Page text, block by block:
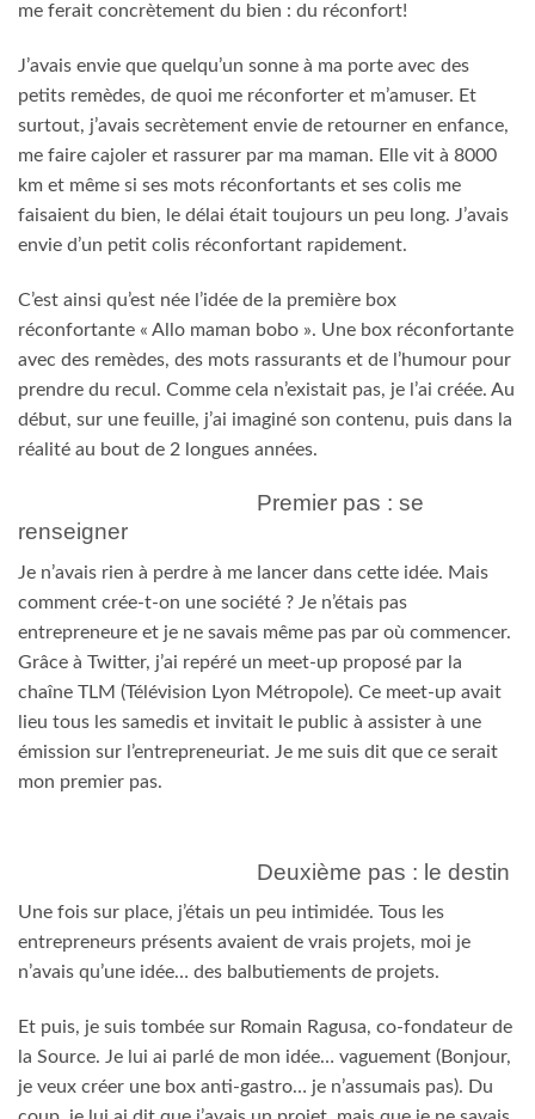
me ferait concrètement du bien : du réconfort!
J’avais envie que quelqu’un sonne à ma porte avec des
petits remèdes, de quoi me réconforter et m’amuser. Et
surtout, j’avais secrètement envie de retourner en enfance,
me faire cajoler et rassurer par ma maman. Elle vit à 8000
km et même si ses mots réconfortants et ses colis me
faisaient du bien, le délai était toujours un peu long. J’avais
envie d’un petit colis réconfortant rapidement.
C’est ainsi qu’est née l’idée de la première box
réconfortante « Allo maman bobo ». Une box réconfortante
avec des remèdes, des mots rassurants et de l’humour pour
prendre du recul. Comme cela n’existait pas, je l’ai créée. Au
début, sur une feuille, j’ai imaginé son contenu, puis dans la
réalité au bout de 2 longues années.
Premier pas : se
renseigner
Je n’avais rien à perdre à me lancer dans cette idée. Mais
comment crée-t-on une société ? Je n’étais pas
entrepreneure et je ne savais même pas par où commencer.
Grâce à Twitter, j’ai repéré un meet-up proposé par la
chaîne TLM (Télévision Lyon Métropole). Ce meet-up avait
lieu tous les samedis et invitait le public à assister à une
émission sur l’entrepreneuriat. Je me suis dit que ce serait
mon premier pas.
Deuxième pas : le destin
Une fois sur place, j’étais un peu intimidée. Tous les
entrepreneurs présents avaient de vrais projets, moi je
n’avais qu’une idée… des balbutiements de projets.
Et puis, je suis tombée sur Romain Ragusa, co-fondateur de
la Source. Je lui ai parlé de mon idée… vaguement (Bonjour,
je veux créer une box anti-gastro… je n’assumais pas). Du